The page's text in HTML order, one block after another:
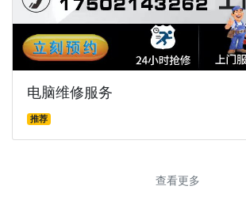
电脑维修服务
推荐
查看更多